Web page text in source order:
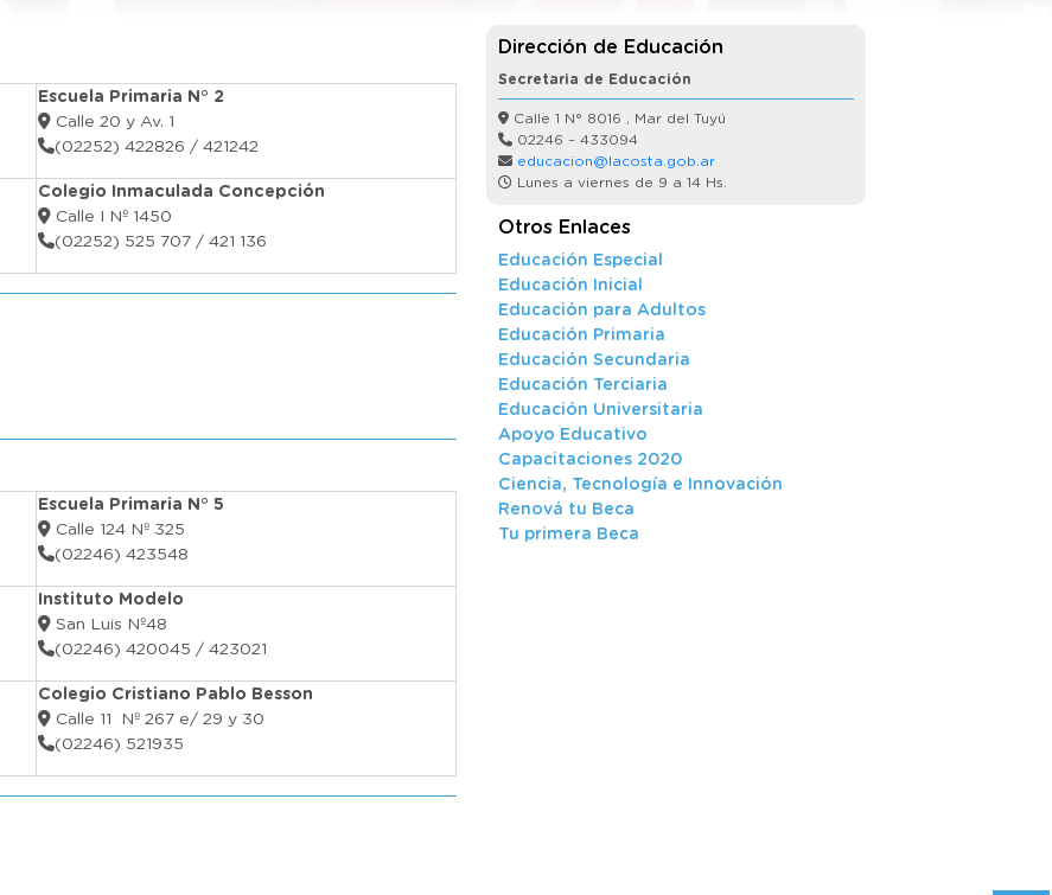
Escuela Primaria N° 2
Calle 20 y Av. 1
(02252) 422826 / 421242
Colegio Inmaculada Concepción
Calle I Nº 1450
(02252) 525 707 / 421 136
Escuela Primaria N° 5
Calle 124 Nº 325
(02246) 423548
Instituto Modelo
San Luis Nº48
(02246) 420045 / 423021
Colegio Cristiano Pablo Besson
Calle 11 Nº 267 e/ 29 y 30
(02246) 521935
Dirección de Educación
Secretaria de Educación
Calle 1 N° 8016 , Mar del Tuyú
02246 – 433094
educacion@lacosta.gob.ar
Lunes a viernes de 9 a 14 Hs.
Otros Enlaces
Educación Especial
Educación Inicial
Educación para Adultos
Educación Primaria
Educación Secundaria
Educación Terciaria
Educación Universitaria
Apoyo Educativo
Capacitaciones 2020
Ciencia, Tecnología e Innovación
Renová tu Beca
Tu primera Beca